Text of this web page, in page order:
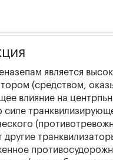
является
(средством,
влияние на
силе
другие